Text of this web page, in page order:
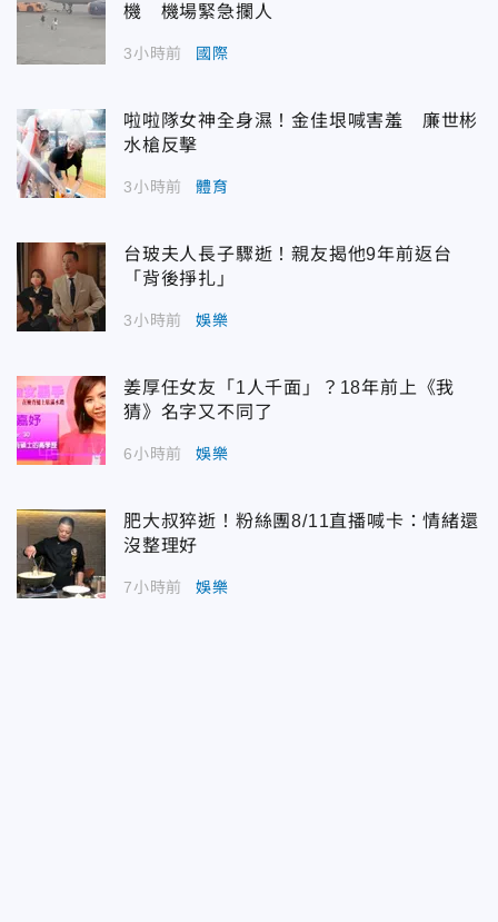
機 機場緊急攔人
3小時前 國際
啦啦隊女神全身濕！金佳垠喊害羞 廉世彬
水槍反擊
3小時前 體育
台玻夫人長子驟逝！親友揭他9年前返台
「背後掙扎」
3小時前 娛樂
姜厚任女友「1人千面」？18年前上《我
猜》名字又不同了
6小時前 娛樂
肥大叔猝逝！粉絲團8/11直播喊卡：情緒還
沒整理好
7小時前 娛樂